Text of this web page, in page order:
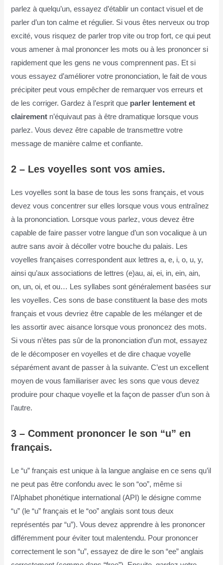
parlez à quelqu’un, essayez d’établir un contact visuel et de
parler d’un ton calme et régulier. Si vous êtes nerveux ou trop
excité, vous risquez de parler trop vite ou trop fort, ce qui peut
vous amener à mal prononcer les mots ou à les prononcer si
rapidement que les gens ne vous comprennent pas. Et si
vous essayez d’améliorer votre prononciation, le fait de vous
précipiter peut vous empêcher de remarquer vos erreurs et
de les corriger. Gardez à l’esprit que parler lentement et
clairement n’équivaut pas à être dramatique lorsque vous
parlez. Vous devez être capable de transmettre votre
message de manière calme et confiante.
2 – Les voyelles sont vos amies.
Les voyelles sont la base de tous les sons français, et vous
devez vous concentrer sur elles lorsque vous vous entraînez
à la prononciation. Lorsque vous parlez, vous devez être
capable de faire passer votre langue d’un son vocalique à un
autre sans avoir à décoller votre bouche du palais. Les
voyelles françaises correspondent aux lettres a, e, i, o, u, y,
ainsi qu’aux associations de lettres (e)au, ai, ei, in, ein, ain,
on, un, oi, et ou… Les syllabes sont généralement basées sur
les voyelles. Ces sons de base constituent la base des mots
français et vous devriez être capable de les mélanger et de
les assortir avec aisance lorsque vous prononcez des mots.
Si vous n’êtes pas sûr de la prononciation d’un mot, essayez
de le décomposer en voyelles et de dire chaque voyelle
séparément avant de passer à la suivante. C’est un excellent
moyen de vous familiariser avec les sons que vous devez
produire pour chaque voyelle et la façon de passer d’un son à
l’autre.
3 – Comment prononcer le son “u” en
français.
Le “u” français est unique à la langue anglaise en ce sens qu’il
ne peut pas être confondu avec le son “oo”, même si
l’Alphabet phonétique international (API) le désigne comme
“u” (le “u” français et le “oo” anglais sont tous deux
représentés par “u”). Vous devez apprendre à les prononcer
différemment pour éviter tout malentendu. Pour prononcer
correctement le son “u”, essayez de dire le son “ee” anglais